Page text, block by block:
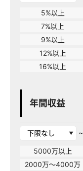
5%以上
7%以上
9%以上
12%以上
16%以上
年間収益
~
5000万以上
2000万～4000万